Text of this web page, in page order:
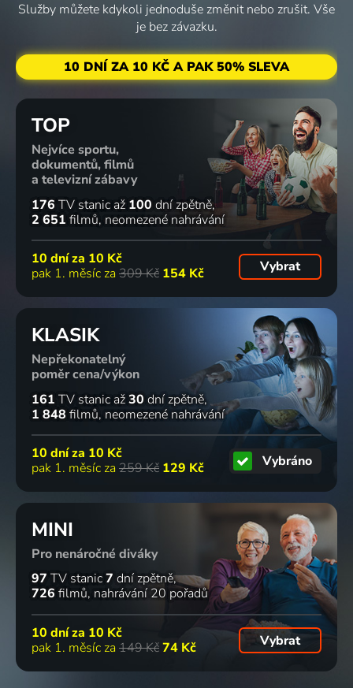
Služby můžete kdykoli jednoduše změnit nebo zrušit. Vše
je bez závazku.
10 DNÍ ZA 10 KČ A PAK 50% SLEVA
TOP
Nejvíce sportu,
dokumentů, filmů
a televizní zábavy
176 TV stanic až 100 dní zpětně
2 651 filmů neomezené nahrávání
10 dní za 10 Kč
pak 1. měsíc za 309 Kč 154 Kč Vybrat
KLASIK
Nepřekonatelný
poměr cena/výkon
161 TV stanic až30 dní zpětně
1 848 filmů neomezené nahrávání
10 dní za 10 Kč
pak 1. měsíc za 259 Kč 129 Kč Vybráno
MINI
Pro nenáročné diváky
97 TV stanic7 dní zpětně
726 filmů nahrávání 20 pořadů
10 dní za 10 Kč
pak 1. měsíc za 149 Kč74 Kč Vybrat